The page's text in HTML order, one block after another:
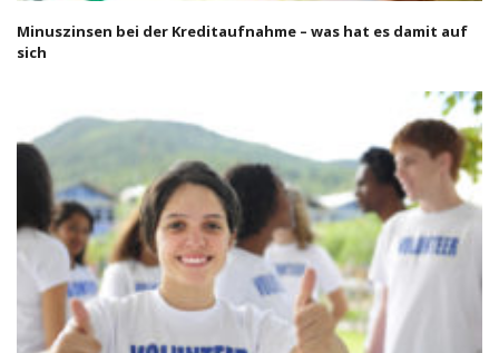
Minuszinsen bei der Kreditaufnahme – was hat es damit auf
sich